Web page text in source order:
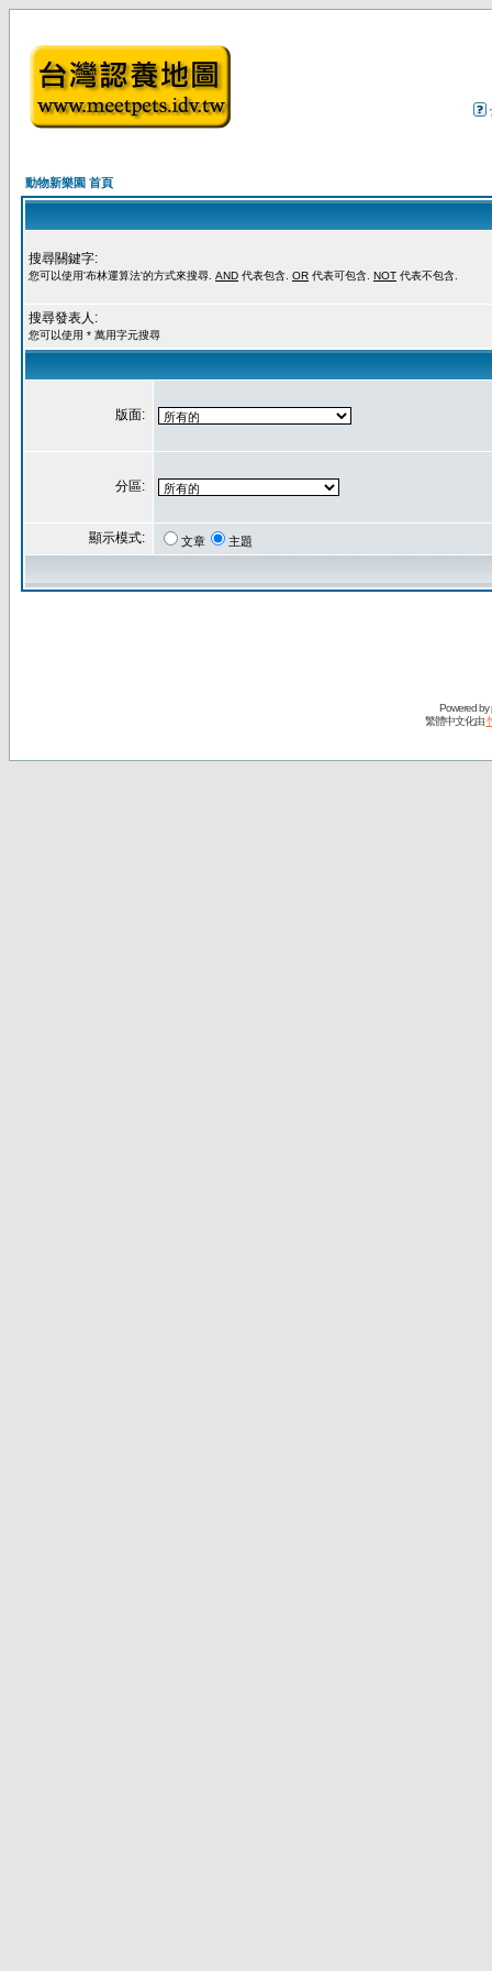
動物新樂園 首頁
搜尋關鍵字:
您可以使用'布林運算法'的方式來搜尋. AND 代表包含. OR 代表可包含. NOT 代表不包含.
搜尋發表人:
您可以使用 * 萬用字元搜尋
版面:
分區:
顯示模式: 文章 主題
Powered by
繁體中文化由